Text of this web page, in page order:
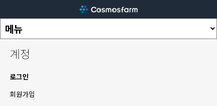
계정
로그인
회원가입